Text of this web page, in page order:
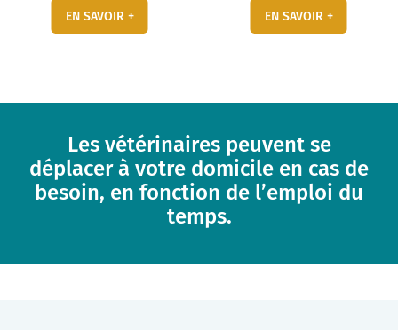
EN SAVOIR + EN SAVOIR +
Les vétérinaires peuvent se
déplacer à votre domicile en cas de
besoin, en fonction de l’emploi du
temps.